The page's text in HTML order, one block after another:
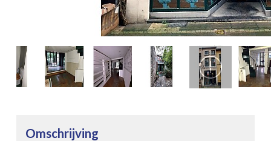
Omschrijving